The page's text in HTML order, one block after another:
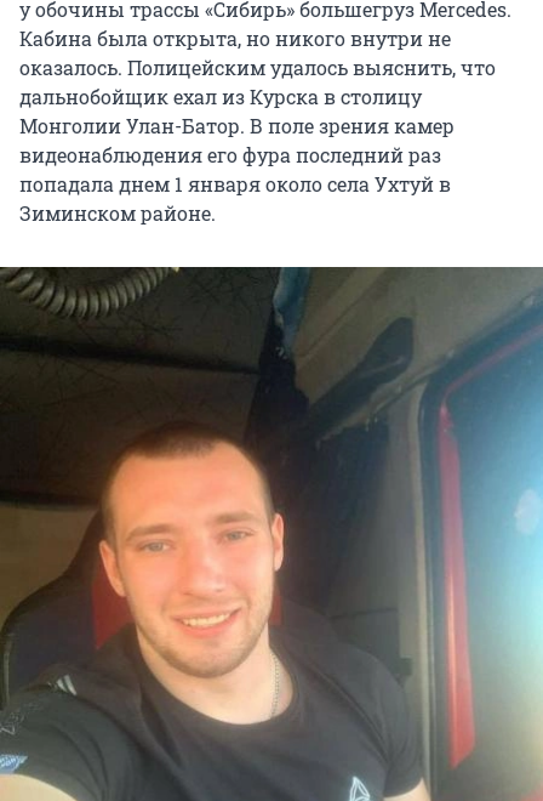
у обочины трассы «Сибирь» большегруз Mercedes.
Кабина была открыта, но никого внутри не
оказалось. Полицейским удалось выяснить, что
дальнобойщик ехал из Курска в столицу
Монголии Улан-Батор. В поле зрения камер
видеонаблюдения его фура последний раз
попадала днем 1 января около села Ухтуй в
Зиминском районе.